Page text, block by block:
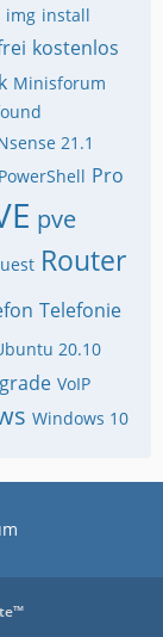
img install
kostenlos
Minisforum
21.1
PowerShell Pro
pve
Router
Telefonie
20.10
VoIP
Windows 10